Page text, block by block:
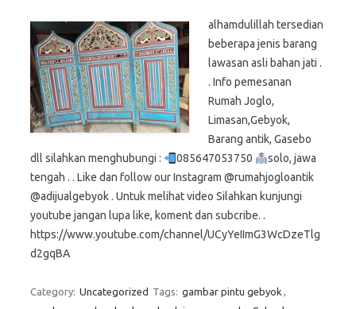
alhamdulillah tersedian
beberapa jenis barang
lawasan asli bahan jati .
. Info pemesanan
Rumah Joglo,
Limasan,Gebyok,
Barang antik, Gasebo
dll silahkan menghubungi :
085647053750
solo, jawa
tengah . . Like dan follow our Instagram @rumahjogloantik
@adijualgebyok . Untuk melihat video Silahkan kunjungi
youtube jangan lupa like, koment dan subcribe. .
https://www.youtube.com/channel/UCyYeIImG3WcDzeTlg
d2gqBA
Category: Uncategorized Tags: gambar pintu gebyok ,